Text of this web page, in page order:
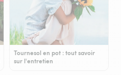
Tournesol en pot : tout savoir
sur l'entretien